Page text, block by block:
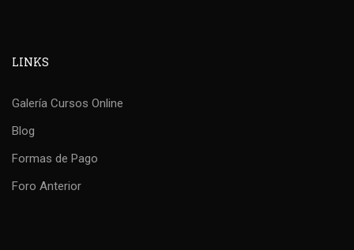
LINKS
Galería Cursos Online
Blog
Formas de Pago
Foro Anterior